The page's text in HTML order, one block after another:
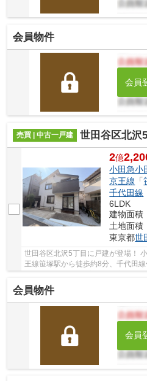
会員物件
会員
売買 | 中古一戸建 世田谷区北沢
2億
小田急小
京王線 「
千代田線
6LDK
建物面積
土地面積
東京都世
世田谷区北沢5丁目に戸建が登場！
王線笹塚駅から徒歩約8分、千代田
線3駅利用可能な大変便利な立地に
会員物件
会員